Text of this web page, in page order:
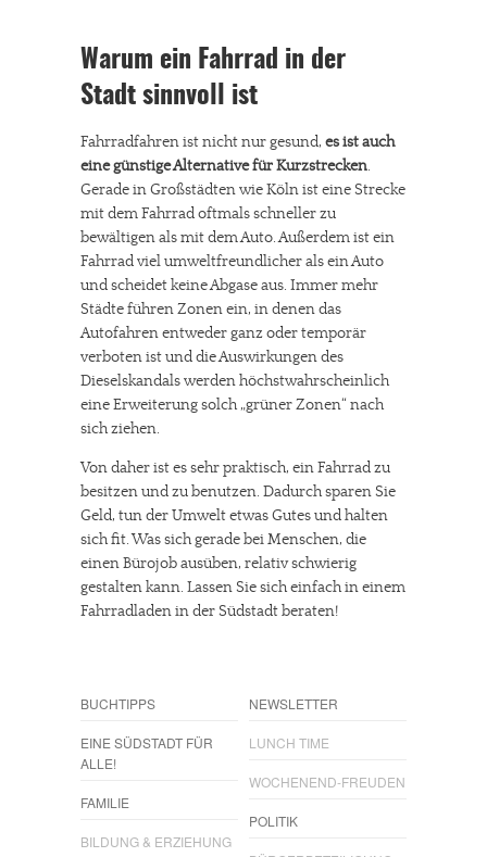
Warum ein Fahrrad in der
Stadt sinnvoll ist
Fahrradfahren ist nicht nur gesund, es ist auch
eine günstige Alternative für Kurzstrecken.
Gerade in Großstädten wie Köln ist eine Strecke
mit dem Fahrrad oftmals schneller zu
bewältigen als mit dem Auto. Außerdem ist ein
Fahrrad viel umweltfreundlicher als ein Auto
und scheidet keine Abgase aus. Immer mehr
Städte führen Zonen ein, in denen das
Autofahren entweder ganz oder temporär
verboten ist und die Auswirkungen des
Dieselskandals werden höchstwahrscheinlich
eine Erweiterung solch „grüner Zonen“ nach
sich ziehen.
Von daher ist es sehr praktisch, ein Fahrrad zu
besitzen und zu benutzen. Dadurch sparen Sie
Geld, tun der Umwelt etwas Gutes und halten
sich fit. Was sich gerade bei Menschen, die
einen Bürojob ausüben, relativ schwierig
gestalten kann. Lassen Sie sich einfach in einem
Fahrradladen in der Südstadt beraten!
BUCHTIPPS
EINE SÜDSTADT FÜR
ALLE!
FAMILIE
BILDUNG & ERZIEHUNG
NEWSLETTER
LUNCH TIME
WOCHENEND-FREUDEN
POLITIK